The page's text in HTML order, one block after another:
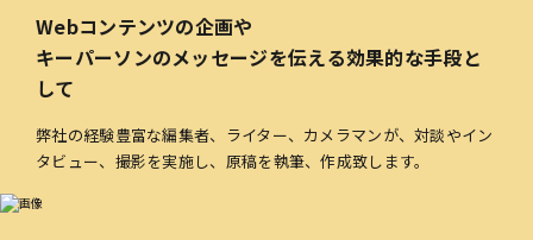
Webコンテンツの企画や
キーパーソンのメッセージを伝える効果的な手段と
して
弊社の経験豊富な編集者、ライター、カメラマンが、対談やイン
タビュー、撮影を実施し、原稿を執筆、作成致します。